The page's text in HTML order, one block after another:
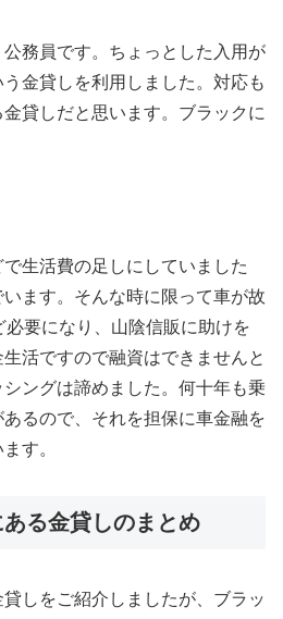
公務員です。ちょっとした入用が
金貸しを利用しました。対応も
貸しだと思います。ブラックに
で生活費の足しにしていました
ます。そんな時に限って車が故
要になり、山陰信販に助けを
活ですので融資はできませんと
ングは諦めました。何十年も乗
るので、それを担保に車金融を
す。
る金貸しのまとめ
しをご紹介しましたが、ブラッ